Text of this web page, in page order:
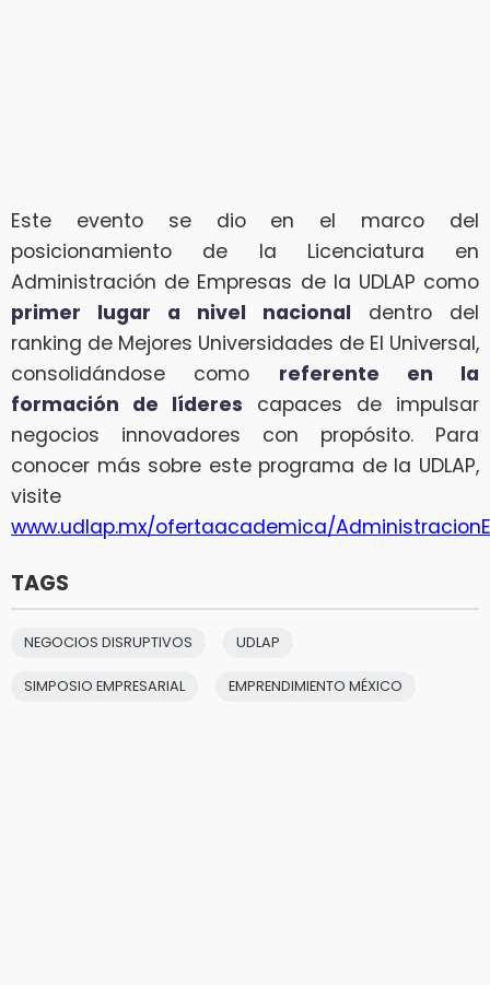
Este evento se dio en el marco del
posicionamiento de la Licenciatura en
Administración de Empresas de la UDLAP como
primer lugar a nivel nacional dentro del
ranking de Mejores Universidades de El Universal,
consolidándose como referente en la
formación de líderes capaces de impulsar
negocios innovadores con propósito. Para
conocer más sobre este programa de la UDLAP,
visite
www.udlap.mx/ofertaacademica/
TAGS
NEGOCIOS DISRUPTIVOS UDLAP
SIMPOSIO EMPRESARIAL EMPRENDIMIENTO MÉXICO